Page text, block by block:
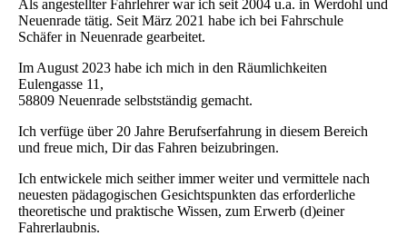
Als angestellter Fahrlehrer war ich seit 2004 u.a. in Werdohl und
Neuenrade tätig. Seit März 2021 habe ich bei Fahrschule
Schäfer in Neuenrade gearbeitet.
Im August 2023 habe ich mich in den Räumlichkeiten
Eulengasse 11,
58809 Neuenrade selbstständig gemacht.
Ich verfüge über 20 Jahre Berufserfahrung in diesem Bereich
und freue mich, Dir das Fahren beizubringen.
Ich entwickele mich seither immer weiter und vermittele nach
neuesten pädagogischen Gesichtspunkten das erforderliche
theoretische und praktische Wissen, zum Erwerb (d)einer
Fahrerlaubnis.